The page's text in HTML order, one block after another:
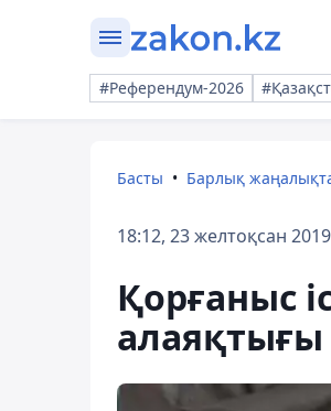
#Референдум-2026
Басты Барлық
18:12, 23 желтоқсан 2019
Қорғаныс
алаяқтығы